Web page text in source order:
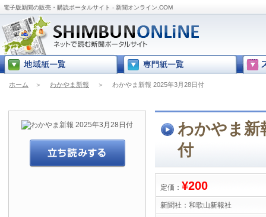
電子版新聞の販売・購読ポータルサイト - 新聞オンライン.COM
ホーム ＞ わかやま新報 ＞ わかやま新報 2025年3月28日付
わかやま新
付
定価： ¥200
新聞社： 和歌山新報社